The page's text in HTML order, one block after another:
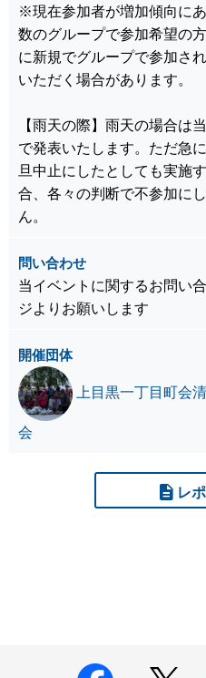
※現在参加者が増加傾向に
数のグループで参加希望の
に新規でグループで参加さ
いただく場合があります。
【雨天の際】雨天の場合は
で発表いたします。ただ急
旦中止にしたとしても実施
合、各々の判断で不参加に
ん。
問い合わせ
当イベントに関するお問い
ジよりお願いします
開催団体
上目黒一丁目町会
会
レ